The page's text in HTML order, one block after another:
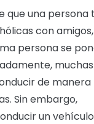
que una persona
con
persona se
muchas
de manera
Sin embargo,
un